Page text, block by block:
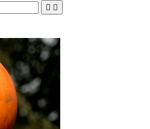
 